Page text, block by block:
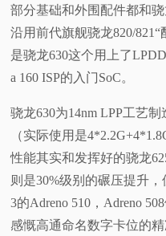
部分基础和外围配件都和
沿用前代旗舰骁龙820/
是骁龙630这个用上了
a 160 ISP的入门SoC。
骁龙630为14nm LPP工艺
（实际使用是
性能其实和发挥好的骁龙
则是30%级别的碾压提升
3的Adreno 510，Adreno
感慨高通命名数字卡位的精